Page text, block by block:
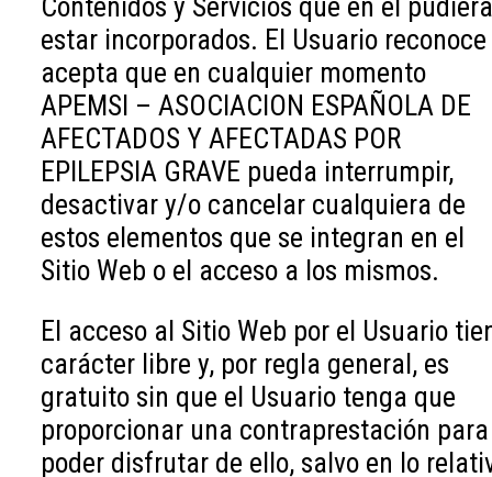
estar incorporados. El Usuario reconoce
acepta que en cualquier momento
APEMSI – ASOCIACION ESPAÑOLA DE
AFECTADOS Y AFECTADAS POR
EPILEPSIA GRAVE pueda interrumpir,
desactivar y/o cancelar cualquiera de
estos elementos que se integran en el
Sitio Web o el acceso a los mismos.
El acceso al Sitio Web por el Usuario
carácter libre y, por regla general, es
gratuito sin que el Usuario tenga que
proporcionar una contraprestación para
poder disfrutar de ello, salvo en lo